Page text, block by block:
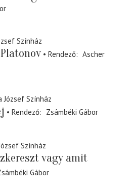
Színház
Platonov Rendező
Ascher
József Színház
Rendező
Zsámbéki Gábor
Színház
vagy amit
Gábor